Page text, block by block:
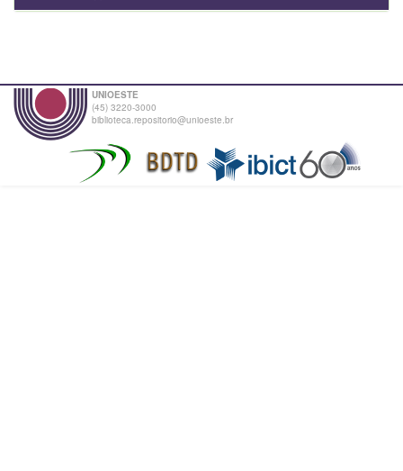
UNIOESTE
(45) 3220-3000
biblioteca.repositorio@unioeste.br